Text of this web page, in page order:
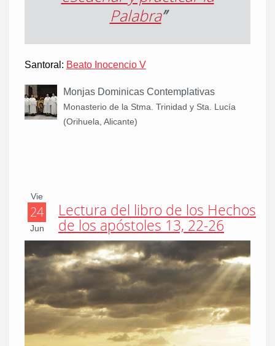
Palabra”
Santoral: Beato Inocencio V
Monjas Dominicas Contemplativas
Monasterio de la Stma. Trinidad y Sta. Lucía
(Orihuela, Alicante)
Vie
24
Jun
Lectura del libro de los Hechos
de los apóstoles 13, 22-26